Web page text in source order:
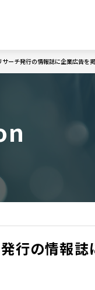
サーチ発行の情報誌に企業広告を
行の情報